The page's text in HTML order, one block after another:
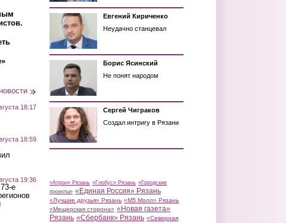
18:17
18:59
19:36
е
Евгений Кириченко
Неудачно станцевал
Борис Ясинский
Не понят народом
Сергей Чиграков
Создал интригу в Рязани
«Атрон» Рязань «Глобус» Рязань «Городские
проекты» «Единая Россия» Рязань
«Лучшие друзья» Рязань «М5 Молл» Рязань
«Мещерская сторона» «Новая газета»
Рязань «Сбербанк» Рязань «Северная